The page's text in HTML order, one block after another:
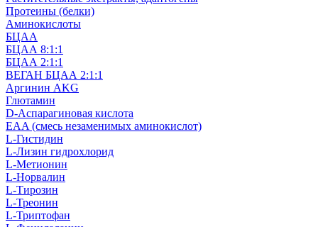
Протеины (белки)
Аминокислоты
БЦАА
БЦАА 8:1:1
БЦАА 2:1:1
ВЕГАН БЦАА 2:1:1
Аргинин AKG
Глютамин
D-Аспарагиновая кислота
EAA (смесь незаменимых аминокислот)
L-Гистидин
L-Лизин гидрохлорид
L-Метионин
L-Норвалин
L-Тирозин
L-Треонин
L-Триптофан